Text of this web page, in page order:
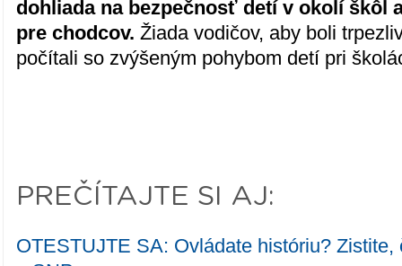
dohliada na bezpečnosť detí v okolí škôl
pre chodcov. Žiada vodičov, aby boli
počítali so zvýšeným pohybom detí pri
PREČÍTAJTE SI AJ:
OTESTUJTE SA: Ovládate históriu? Zistite,